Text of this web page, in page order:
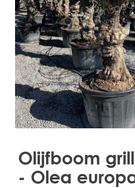
Treesafe
VORSTBESCHERMINGVOORBOMEN.NL
WINTERSCHUTZFUERBAEUME.DE
FROSTPROTECTIONFORTREES.CO.UK
Terracotta
TERRACOTTA.NL
TERRACOTTA.BE
TERRAKOTTA.DE
Olijfboom
- Olea